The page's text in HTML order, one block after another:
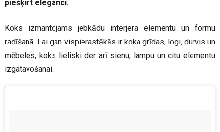
piešķirt eleganci.
Koks izmantojams jebkādu interjera elementu un formu
radīšanā. Lai gan vispierastākās ir koka grīdas, logi, durvis un
mēbeles, koks lieliski der arī sienu, lampu un citu elementu
izgatavošanai.